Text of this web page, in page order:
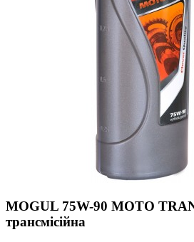
MOGUL 75W-90 MOTO
трансмісійна